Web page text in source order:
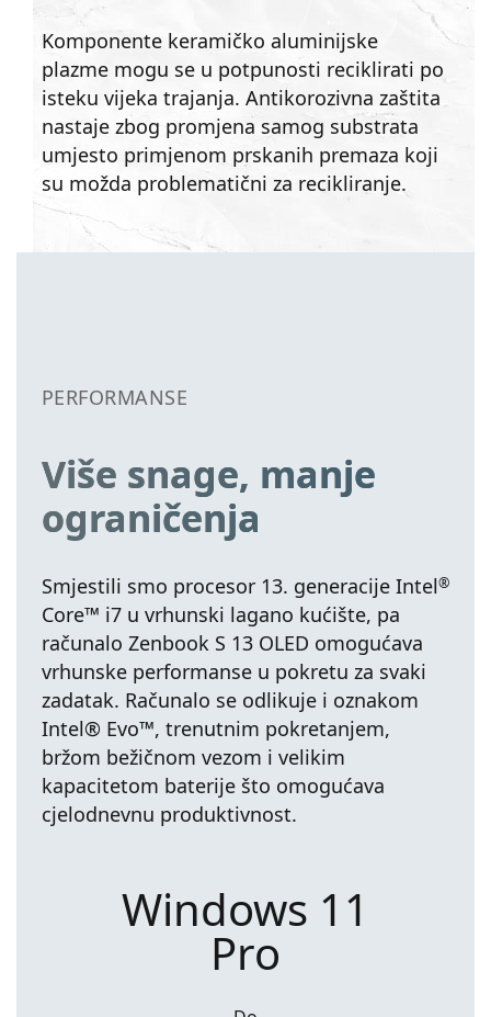
Komponente keramičko aluminijske
plazme mogu se u potpunosti reciklirati po
isteku vijeka trajanja. Antikorozivna zaštita
nastaje zbog promjena samog substrata
umjesto primjenom prskanih premaza koji
su možda problematični za recikliranje.
PERFORMANSE
Više snage, manje
ograničenja
Smjestili smo procesor 13. generacije Intel®
Core™ i7 u vrhunski lagano kućište, pa
računalo Zenbook S 13 OLED omogućava
vrhunske performanse u pokretu za svaki
zadatak. Računalo se odlikuje i oznakom
Intel® Evo™, trenutnim pokretanjem,
bržom bežičnom vezom i velikim
kapacitetom baterije što omogućava
cjelodnevnu produktivnost.
Windows 11
Pro